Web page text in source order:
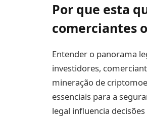
Por que esta
comerciantes
Entender o panorama
investidores,
mineração de
essenciais para a
legal influencia